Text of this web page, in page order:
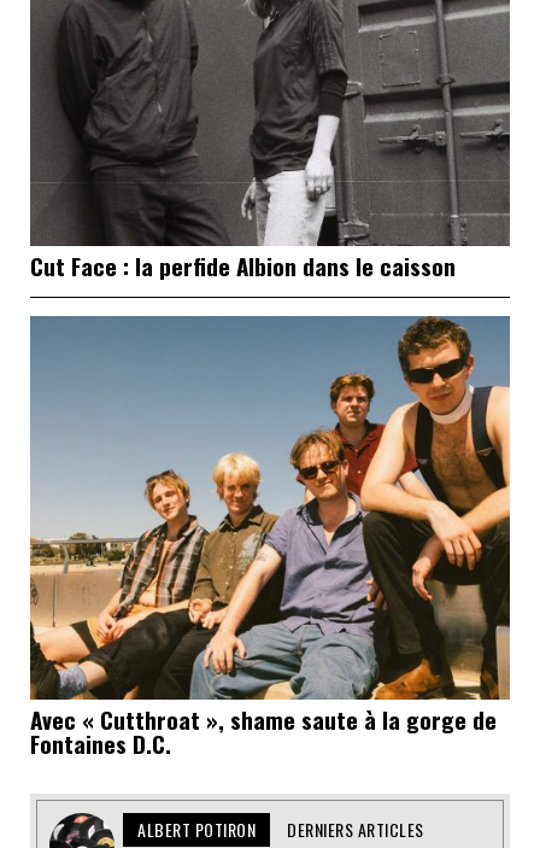
Cut Face : la perfide Albion dans le caisson
Avec « Cutthroat », shame saute à la gorge de
Fontaines D.C.
ALBERT POTIRON DERNIERS ARTICLES